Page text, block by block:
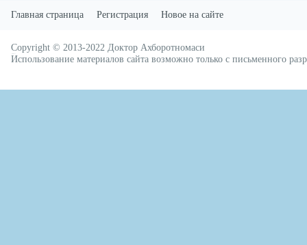
Главная страница Регистрация Новое на сайте
Copyright © 2013-2022 Доктор Ахборотномаси
Использование материалов сайта возможно только с письменного